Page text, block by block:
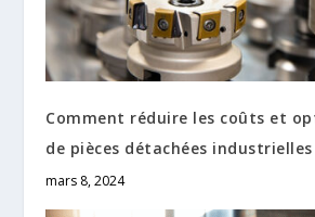
Comment réduire les coûts et
de pièces détachées industrielles
mars 8, 2024